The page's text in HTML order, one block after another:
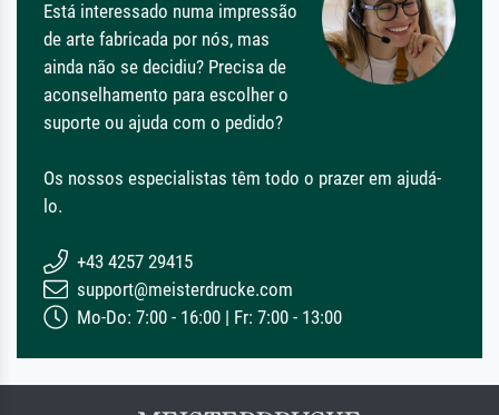
Está interessado numa impressão
de arte fabricada por nós, mas
ainda não se decidiu? Precisa de
aconselhamento para escolher o
suporte ou ajuda com o pedido?
Os nossos especialistas têm todo o prazer em ajudá-
lo.
+43 4257 29415
support@meisterdrucke.com
Mo-Do: 7:00 - 16:00 | Fr: 7:00 - 13:00